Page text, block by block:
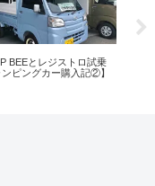
BEEとレジストロ試乗
ンピングカー購入記②】